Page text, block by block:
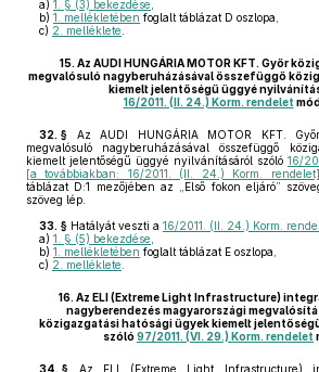
a) 1. § (3) bekezdése
b) 1. mellékletében foglalt táblázat D oszlopa,
c) 2. melléklete
15. Az AUDI HUNGÁRIA MOTOR KFT. Győr
megvalósuló nagyberuházásával összefüggő
kiemelt jelentőségű üggyé
16/2011. (II. 24.) Korm. rendelet
32. § Az AUDI HUNGÁRIA MOTOR KFT.
megvalósuló nagyberuházásával összefüggő
kiemelt jelentőségű üggyé nyilvánításáról szóló 16/
[a továbbiakban: 16/2011. (II. 24.) Korm.
táblázat D:1 mezőjében az „Első fokon eljáró”
szöveg lép.
33. § Hatályát veszti a 16/2011. (II. 24.) Korm.
a) 1. § (5) bekezdése
b) 1. mellékletében foglalt táblázat E oszlopa,
c) 2. melléklete
16. Az ELI (Extreme Light Infrastructure)
nagyberendezés magyarországi
közigazgatási hatósági ügyek kiemelt
szóló 97/2011. (VI. 29.) Korm. rendelet
34. § Az ELI (Extreme Light Infrastructure)